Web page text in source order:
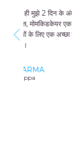
मै फुल टाइम
मालिश आती
तरह जुड